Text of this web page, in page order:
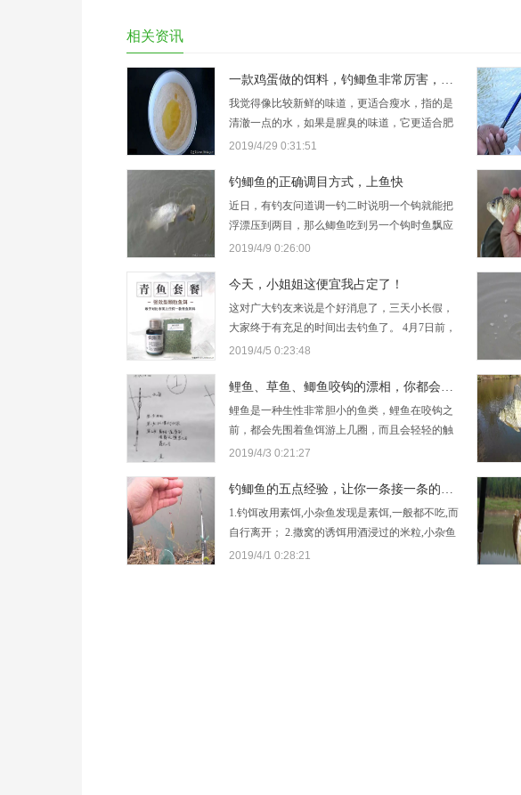
相关资讯
一款鸡蛋做的饵料，钓鲫鱼非常厉害，一年四季都可以使用
我觉得像比较新鲜的味道，更适合瘦水，指的是
清澈一点的水，如果是腥臭的味道，它更适合肥
水，就是水底稍微有些臭的那种，这种水它会有
这种臭的。 我们搅拌均匀之后，就…
2019/4/29 0:31:51
钓鲫鱼的正确调目方式，上鱼快
近日，有钓友问道调一钓二时说明一个钩就能把
浮漂压到两目，那么鲫鱼吃到另一个钩时鱼飘应
该不会往上顶，除非鲫鱼游上来很高把铅往上拉
就往上游这么高吧，可为什么平时钓时飘老是往
2019/4/9 0:26:00
今天，小姐姐这便宜我占定了！
这对广大钓友来说是个好消息了，三天小长假，
大家终于有充足的时间出去钓鱼了。 4月7日前，
找客服小姐姐下单购买下图鲤鱼、鲫鱼、青鱼、
最低的一件。 买三个套…
2019/4/5 0:23:48
鲤鱼、草鱼、鲫鱼咬钩的漂相，你都会看吗？
鲤鱼是一种生性非常胆小的鱼类，鲤鱼在咬钩之
前，都会先围着鱼饵游上几圈，而且会轻轻的触
碰，他不会一次性吞食，因此，鲤鱼的漂相是非
微的晃动，这个时候并不是提竿的时…
2019/4/3 0:21:27
钓鲫鱼的五点经验，让你一条接一条的连杆
1.钓饵改用素饵,小杂鱼发现是素饵,一般都不吃,而
自行离开； 2.撒窝的诱饵用酒浸过的米粒,小杂鱼
对它不感兴趣； 3.在较浑的水中垂钓,很少有小杂
2019/4/1 0:28:21